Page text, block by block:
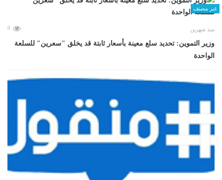
غير مصنف
منذ شهرين 0
وزير التموين: تحديد سلع معينة بأسعار ثابتة قد يخلق "سعرين" للسلعة
الواحدة